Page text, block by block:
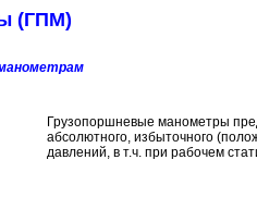
(ГПМ)
Грузопоршневые манометры
абсолютного, избыточного
давлений, в т.ч. при рабочем